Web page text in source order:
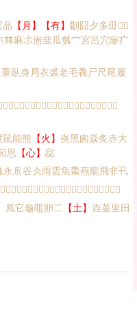
晶 【月】【有】 朙囧夕多毌𢎘𣐺
𣏟麻尗耑韭瓜瓠宀宮呂穴㝱疒
臥身㐆衣裘老毛毳尸尺尾履
司卮卩印色𠨍辟勹包茍鬼甶厶嵬山屾屵广厂丸危
鼠能熊 【火】 炎黑囪焱炙赤大
思 【心】 惢
永𠂢谷仌雨雲魚𩺰燕龍飛非卂
丿𠂆乁氏氐戈戉我亅珡乚亡匸匚曲甾瓦弓弜弦系
風它龜黽卵二 【土】 垚堇里田